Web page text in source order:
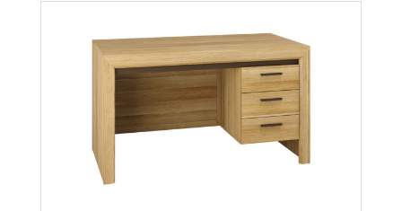
Baltica 10S